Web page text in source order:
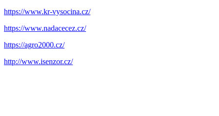
https://www.kr-vysocina.cz/
https://www.nadacecez.cz/
https://agro2000.cz/
http://www.isenzor.cz/